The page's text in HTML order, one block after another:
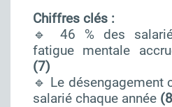
Chiffres clés :
🔹 46 % des
fatigue mentale
(7)
🔹 Le désengagement
salarié chaque année